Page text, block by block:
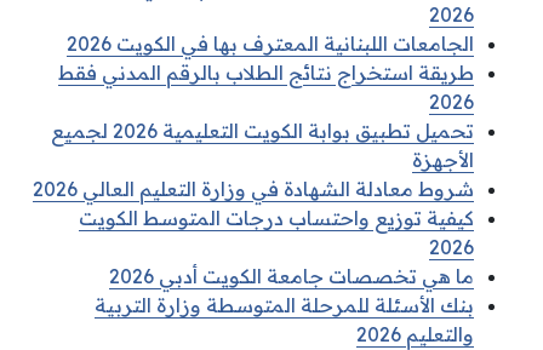
2026
الجامعات اللبنانية المعترف بها في الكويت 2026
طريقة استخراج نتائج الطلاب بالرقم المدني فقط
2026
تحميل تطبيق بوابة الكويت التعليمية 2026 لجميع
الأجهزة
شروط معادلة الشهادة في وزارة التعليم العالي 2026
كيفية توزيع واحتساب درجات المتوسط الكويت
2026
ما هي تخصصات جامعة الكويت أدبي 2026
بنك الأسئلة للمرحلة المتوسطة وزارة التربية
والتعليم 2026